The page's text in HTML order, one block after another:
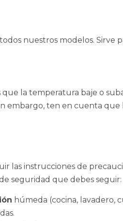
nuestros modelos.
que la temperatura baje o
embargo, ten en cuenta
las instrucciones de
seguridad que debes seguir:
húmeda (cocina, lavadero,